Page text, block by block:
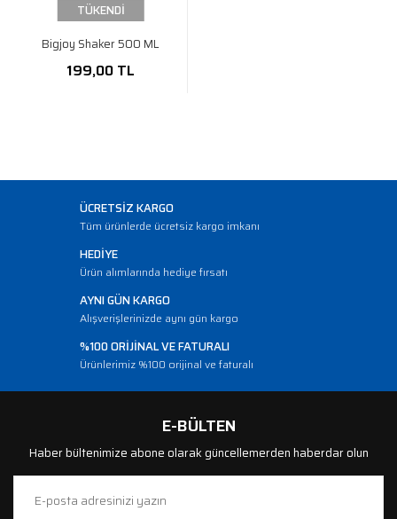
TÜKENDİ
Bigjoy Shaker 500 ML
199,00 TL
ÜCRETSİZ KARGO
Tüm ürünlerde ücretsiz kargo imkanı
HEDİYE
Ürün alımlarında hediye fırsatı
AYNI GÜN KARGO
Alışverişlerinizde aynı gün kargo
%100 ORİJİNAL VE FATURALI
Ürünlerimiz %100 orijinal ve faturalı
E-BÜLTEN
Haber bültenimize abone olarak güncellemerden haberdar olun